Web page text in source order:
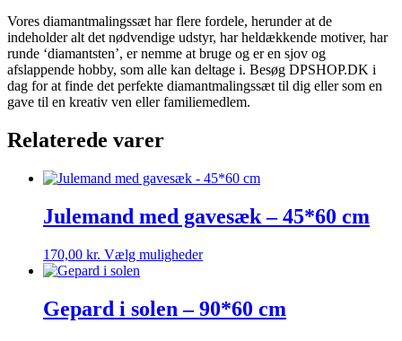
Vores diamantmalingssæt har flere fordele, herunder at de
indeholder alt det nødvendige udstyr, har heldækkende motiver, har
runde ‘diamantsten’, er nemme at bruge og er en sjov og
afslappende hobby, som alle kan deltage i. Besøg DPSHOP.DK i
dag for at finde det perfekte diamantmalingssæt til dig eller som en
gave til en kreativ ven eller familiemedlem.
Relaterede varer
Julemand med gavesæk – 45*60 cm
170,00 kr. Vælg mulighederDette
flere
varianter.
Gepard i solen – 90*60 cm